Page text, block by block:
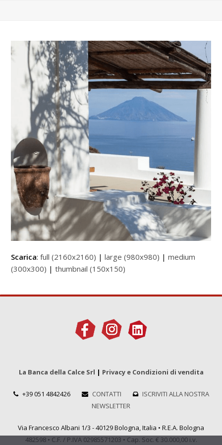
Scarica:full (2160x2160) |large (980x980) |medium
(300x300) |thumbnail (150x150)
La Banca della Calce Srl | Privacy e Condizioni di vendita
+39 051 4842426 CONTATTI
ISCRIVITI ALLA NOSTRA
NEWSLETTER
Via Francesco Albani 1/3 - 40129 Bologna, Italia • R.E.A. Bologna
482598 • C.F. / P.IVA 02985571203 • Cap. Soc. € 30.000,00 i.v.